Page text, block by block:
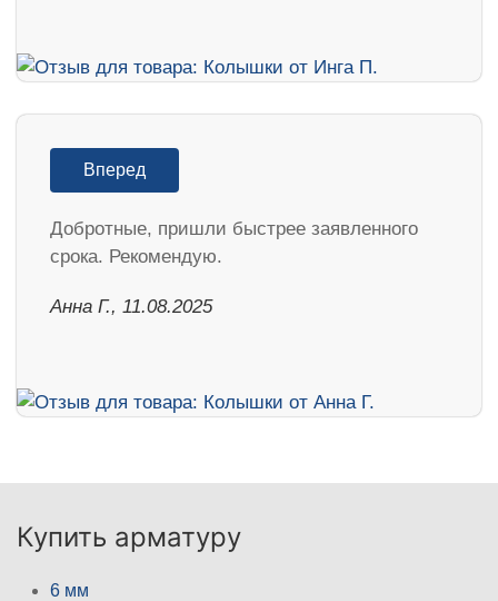
Вперед
Добротные, пришли быстрее заявленного
срока. Рекомендую.
Анна Г., 11.08.2025
Купить арматуру
6 мм